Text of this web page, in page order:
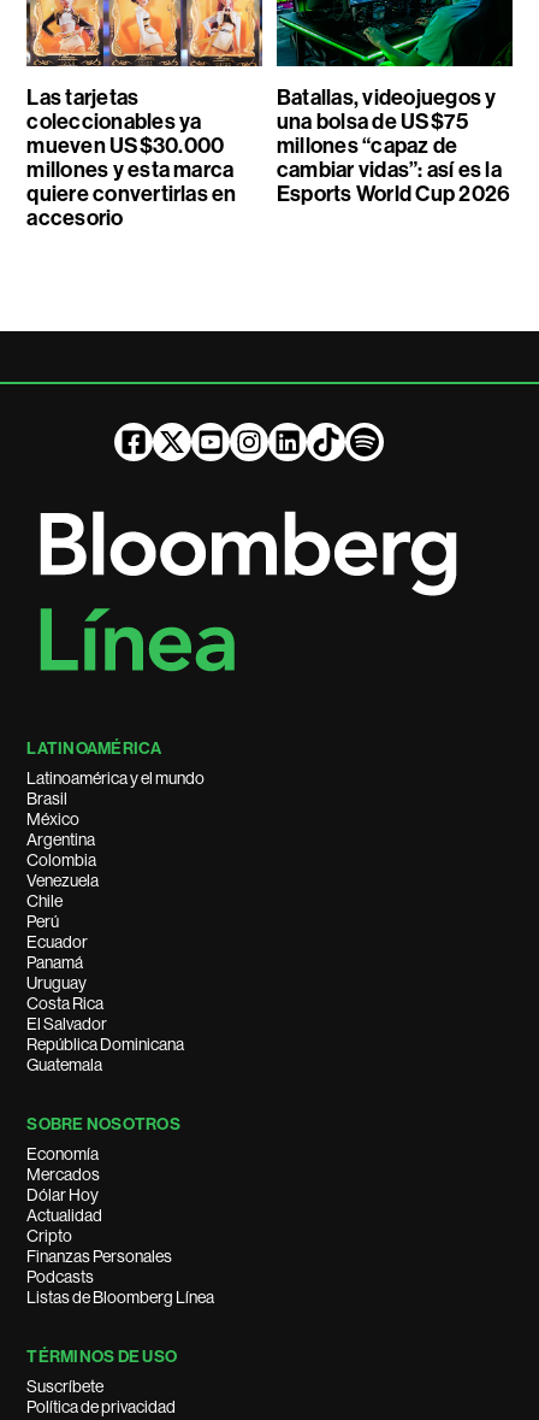
Las tarjetas
coleccionables ya
mueven US$30.000
millones y esta marca
quiere convertirlas en
accesorio
Batallas, videojuegos y
una bolsa de US$75
millones “capaz de
cambiar vidas”: así es la
Esports World Cup 2026
LATINOAMÉRICA
Latinoamérica y el mundo
Brasil
México
Argentina
Colombia
Venezuela
Chile
Perú
Ecuador
Panamá
Uruguay
Costa Rica
El Salvador
República Dominicana
Guatemala
SOBRE NOSOTROS
Economía
Mercados
Dólar Hoy
Actualidad
Cripto
Finanzas Personales
Podcasts
Listas de Bloomberg Línea
TÉRMINOS DE USO
Suscríbete
Política de privacidad